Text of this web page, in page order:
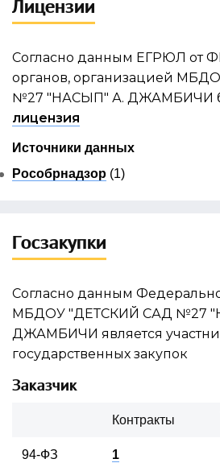
Лицензии
Согласно данным ЕГРЮЛ от
органов, организацией
№27 "НАСЫП" А. ДЖАМБИЧИ
лицензия
Источники данных
Рособрнадзор (1)
Госзакупки
Согласно данным
МБДОУ "ДЕТСКИЙ САД №27
ДЖАМБИЧИ является
государственных закупок
Заказчик
Контракты
94-ФЗ 1